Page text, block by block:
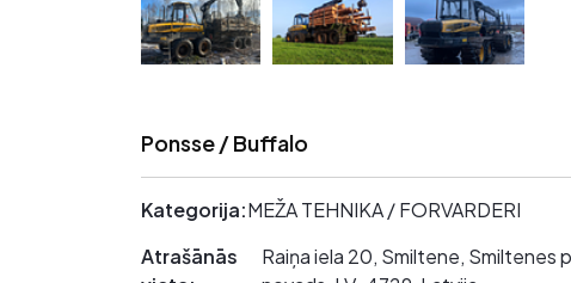
Ponsse / Buffalo
Kategorija:MEŽA TEHNIKA / FORVARDERI
Atrašānās
Raiņa iela 20, Smiltene, Smiltenes